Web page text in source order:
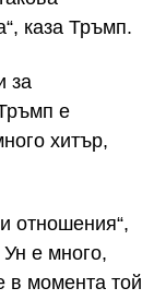
каза Тръмп.
за
е
хитър,
отношения“,
е много,
в момента той